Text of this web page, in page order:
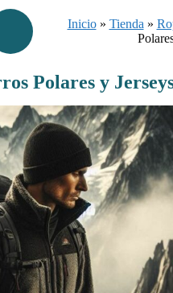
Inicio» Tienda »
Polares y